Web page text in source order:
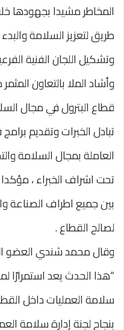
المخاطر مشيدا بجهودها
طريق لتعزيز السلامة
وتشكيل اللجان الفنية
وأشاد الملا بالتعاون
قطاع البترول في مجال
تبادل الخبرات وتقديم
العاملة بمجال السلامة
تحت اشراف الخبراء ،
بين جميع اطراف الصناعة
لصالح القطاع .
وقال محمد شندي العضو
“هذا الحدث يعد استمرارًا
سلامة العمليات داخل
بنجاح لجنة إدارة سلامة